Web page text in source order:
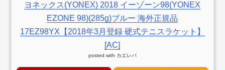
ヨネックス(YONEX) 2018 イーゾーン98(YONEX
EZONE 98)(285g)ブルー 海外正規品
17EZ98YX【2018年3月登録 硬式テニスラケット】
[AC]
posted with カエレバ